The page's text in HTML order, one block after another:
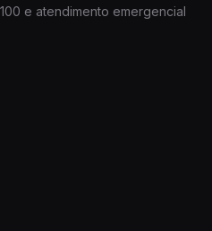
e atendimento emergencial